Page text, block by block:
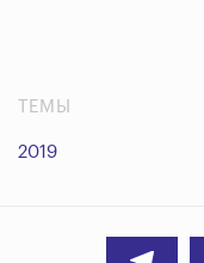
ТЕМЫ
2019